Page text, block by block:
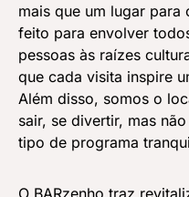
mais que um lugar para
feito para envolver
pessoas às raízes
que cada visita inspire
Além disso, somos o
sair, se divertir, mas
tipo de programa